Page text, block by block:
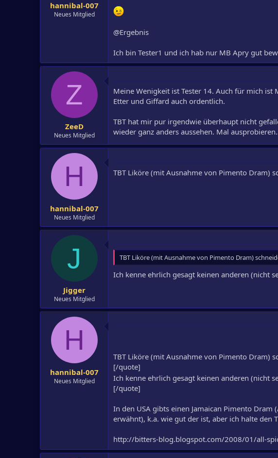
hannibal-007
Neues Mitglied
@Ergebnis
Ich bin Tester1 und ich hab nur MB Apry gut
Z
ZeeD
Neues Mitglied
Meine Wenigkeit ist Tester 14. Auch für mich
Etter und Giffard auch ordentlich.
TBT hat mir pur irgendwie überhaupt nicht
wieder ganz anders aussehen. Mal
H
hannibal-007
Neues Mitglied
TBT Liköre (mit Ausnahme von Pimento Dram)
J
Jigger
Neues Mitglied
TBT Liköre (mit Ausnahme von Pimento Dram)
Ich kenne ehrlich gesagt keinen anderen (nicht
H
hannibal-007
Neues Mitglied
TBT Liköre (mit Ausnahme von Pimento Dram)
[/quote]
Ich kenne ehrlich gesagt keinen anderen (nicht
[/quote]
In den USA gibts einen Jamaican Pimento
erwähnt), k.a. wie gut der ist, aber ich halte den
http://bitters-blog.blogspot.com/2008/01/all-